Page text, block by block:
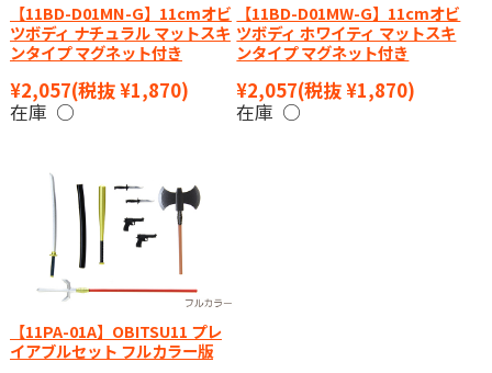
【11BD-D01MN-G】11cmオビ
ツボディ ナチュラル マットスキ
ンタイプ マグネット付き
¥2,057(税抜 ¥1,870)
在庫 ○
【11BD-D01MW-G】11cmオビ
ツボディ ホワイティ マットスキ
ンタイプ マグネット付き
¥2,057(税抜 ¥1,870)
在庫 ○
【11PA-01A】OBITSU11 プレ
イアブルセット フルカラー版